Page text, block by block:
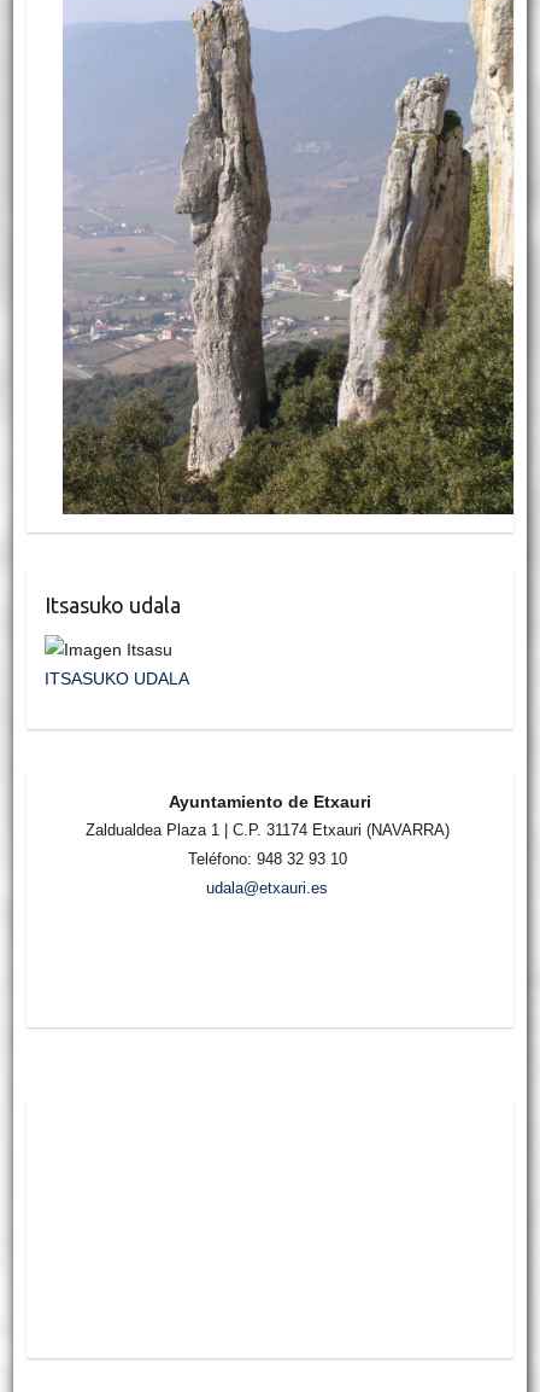
Itsasuko udala
ITSASUKO UDALA
Ayuntamiento de Etxauri
Zaldualdea Plaza 1 | C.P. 31174 Etxauri (NAVARRA)
Teléfono: 948 32 93 10
udala@etxauri.es